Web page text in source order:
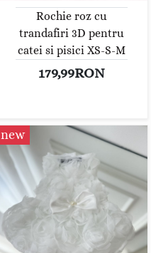
Rochie roz cu
trandafiri 3D pentru
catei si pisici XS-S-M
179,99RON
new